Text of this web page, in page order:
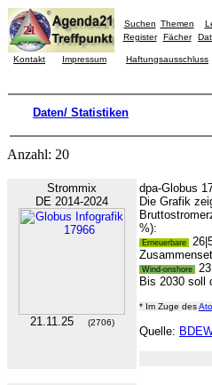
Suchen Themen
Register
Fächer
Kontakt Impressum Haftungsausschluss
Daten/ Statistiken
Anzahl: 20
Strommix
DE 2014-2024
21.11.25 (2706)
dpa-Globus
Die Grafik
%):
Erneuerbare
Wind-onshore 23
Bis 2030 soll
* Im Zuge des
Quelle: